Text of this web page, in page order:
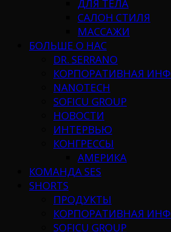
ДЛЯ ТЕЛА
САЛОН СТИЛЯ
МАССАЖИ
БОЛЬШЕ О НАС
DR. SERRANO
КОРПОРАТИВНАЯ
NANOTECH
SOFICU GROUP
НОВОСТИ
ИНТЕРВЬЮ
КОНГРЕССЫ
АМЕРИКА
КОМАНДА SES
SHORTS
ПРОДУКТЫ
КОРПОРАТИВНАЯ
SOFICU GROUP